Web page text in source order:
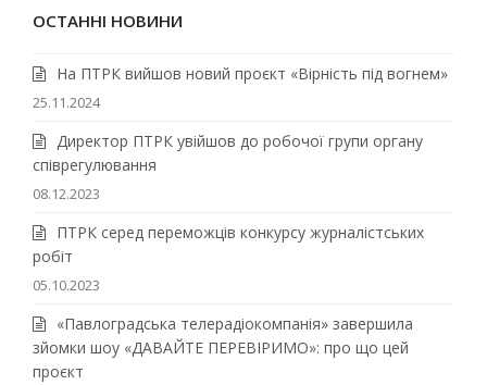
ОСТАННІ НОВИНИ
На ПТРК вийшов новий проєкт «Вірність під вогнем»
25.11.2024
Директор ПТРК увійшов до робочої групи органу
співрегулювання
08.12.2023
ПТРК серед переможців конкурсу журналістських
робіт
05.10.2023
«Павлоградська телерадіокомпанія» завершила
зйомки шоу «ДАВАЙТЕ ПЕРЕВІРИМО»: про що цей
проєкт